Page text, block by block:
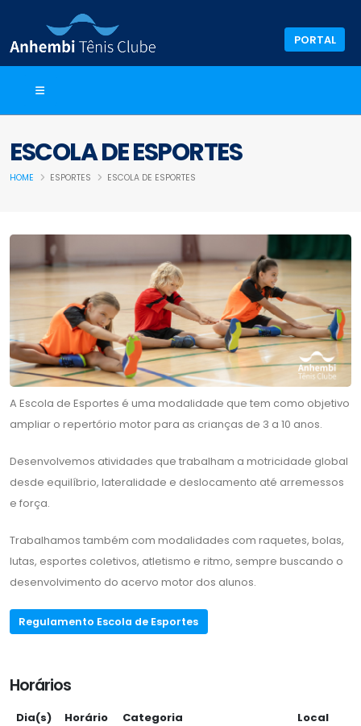
PORTAL
ESCOLA DE ESPORTES
HOME ESPORTES ESCOLA DE ESPORTES
A Escola de Esportes é uma modalidade que tem como objetivo
ampliar o repertório motor para as crianças de 3 a 10 anos.
Desenvolvemos atividades que trabalham a motricidade global
desde equilíbrio, lateralidade e deslocamento até arremessos
e força.
Trabalhamos também com modalidades com raquetes, bolas,
lutas, esportes coletivos, atletismo e ritmo, sempre buscando o
desenvolvimento do acervo motor dos alunos.
Regulamento Escola de Esportes
Horários
Dia(s) Horário Categoria Local